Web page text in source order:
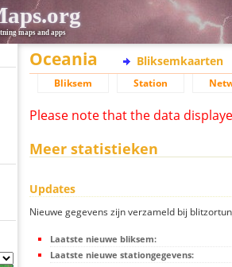
maps and apps
Oceania Bliksemkaarten
Bliksem Station
Please note that the data
Meer statistieken
Updates
Nieuwe gegevens zijn verzameld bij
Laatste nieuwe bliksem:
Laatste nieuwe stationgegevens: